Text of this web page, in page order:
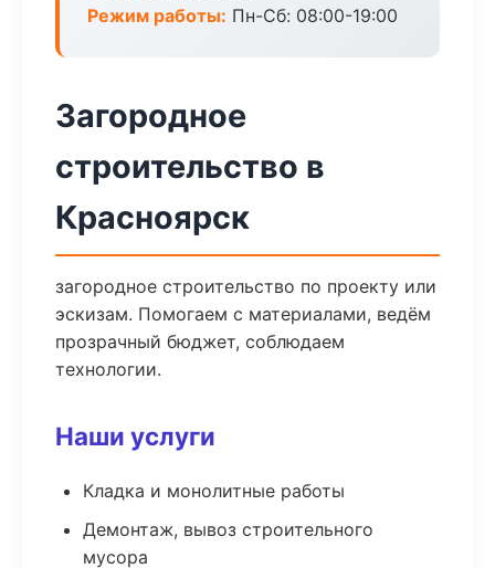
Режим работы: Пн-Сб: 08:00-19:00
Загородное
строительство в
Красноярск
загородное строительство по проекту или
эскизам. Помогаем с материалами, ведём
прозрачный бюджет, соблюдаем
технологии.
Наши услуги
Кладка и монолитные работы
Демонтаж, вывоз строительного
мусора